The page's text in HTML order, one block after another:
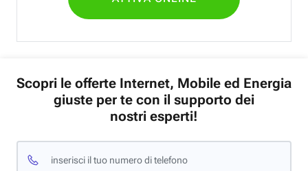
Scopri le offerte Internet, Mobile ed Energia
giuste per te con il supporto dei
nostri esperti!
inserisci il tuo numero di telefono